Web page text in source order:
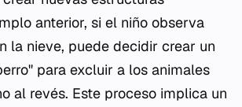
anterior, si el niño observa
la nieve, puede decidir crear un
para excluir a los animales
al revés. Este proceso implica un